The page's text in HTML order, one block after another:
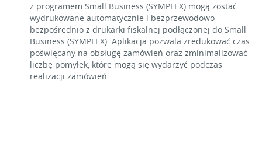
z programem Small Business (SYMPLEX) mogą zostać
wydrukowane automatycznie i bezprzewodowo
bezpośrednio z drukarki fiskalnej podłączonej do Small
Business (SYMPLEX). Aplikacja pozwala zredukować czas
poświęcany na obsługę zamówień oraz zminimalizować
liczbę pomyłek, które mogą się wydarzyć podczas
realizacji zamówień.